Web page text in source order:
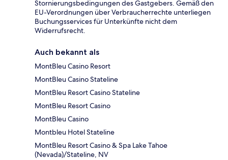
Stornierungsbedingungen des Gastgebers. Gemäß den
EU-Verordnungen über Verbraucherrechte unterliegen
Buchungsservices für Unterkünfte nicht dem
Widerrufsrecht.
Auch bekannt als
MontBleu Casino Resort
MontBleu Casino Stateline
MontBleu Resort Casino Stateline
MontBleu Resort Casino
MontBleu Casino
Montbleu Hotel Stateline
MontBleu Resort Casino & Spa Lake Tahoe
(Nevada)/Stateline, NV